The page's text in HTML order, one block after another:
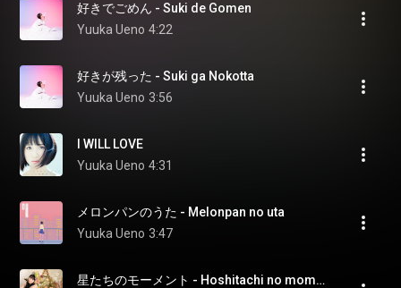
好きでごめん - Suki de Gomen
Yuuka Ueno 4:22
好きが残った - Suki ga Nokotta
Yuuka Ueno 3:56
I WILL LOVE
Yuuka Ueno 4:31
メロンパンのうた - Melonpan no uta
Yuuka Ueno 3:47
星たちのモーメント - Hoshitachi no moment